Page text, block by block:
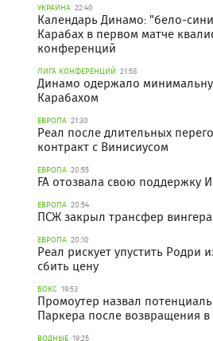
УКРАИНА 22:40
Календарь Динамо: "бело-
Карабах в первом матче
конференций
ЛИГА КОНФЕРЕНЦИЙ 21:58
Динамо одержало
Карабахом
ЕВРОПА 21:30
Реал после длительных
контракт с Винисиусом
ЕВРОПА 20:55
FA отозвала свою поддержку
ЕВРОПА 20:54
ПСЖ закрыл трансфер
ЕВРОПА 20:10
Реал рискует упустить Родри
сбить цену
БОКС 19:53
Промоутер назвал
Паркера после возвращения в
ВОДНЫЕ 19:25